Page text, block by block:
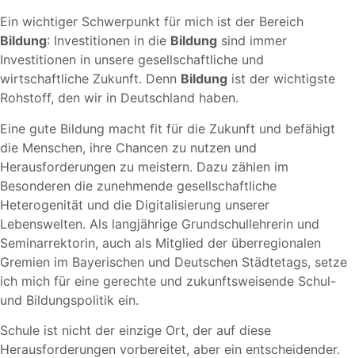
Ein wichtiger Schwerpunkt für mich ist der Bereich
Bildung: Investitionen in die Bildung sind immer
Investitionen in unsere gesellschaftliche und
wirtschaftliche Zukunft. Denn Bildung ist der wichtigste
Rohstoff, den wir in Deutschland haben.
Eine gute Bildung macht fit für die Zukunft und befähigt
die Menschen, ihre Chancen zu nutzen und
Herausforderungen zu meistern. Dazu zählen im
Besonderen die zunehmende gesellschaftliche
Heterogenität und die Digitalisierung unserer
Lebenswelten. Als langjährige Grundschullehrerin und
Seminarrektorin, auch als Mitglied der überregionalen
Gremien im Bayerischen und Deutschen Städtetags, setze
ich mich für eine gerechte und zukunftsweisende Schul-
und Bildungspolitik ein.
Schule ist nicht der einzige Ort, der auf diese
Herausforderungen vorbereitet, aber ein entscheidender.